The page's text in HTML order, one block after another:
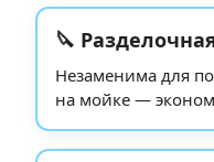
🔪
Незаменима для
на мойке —